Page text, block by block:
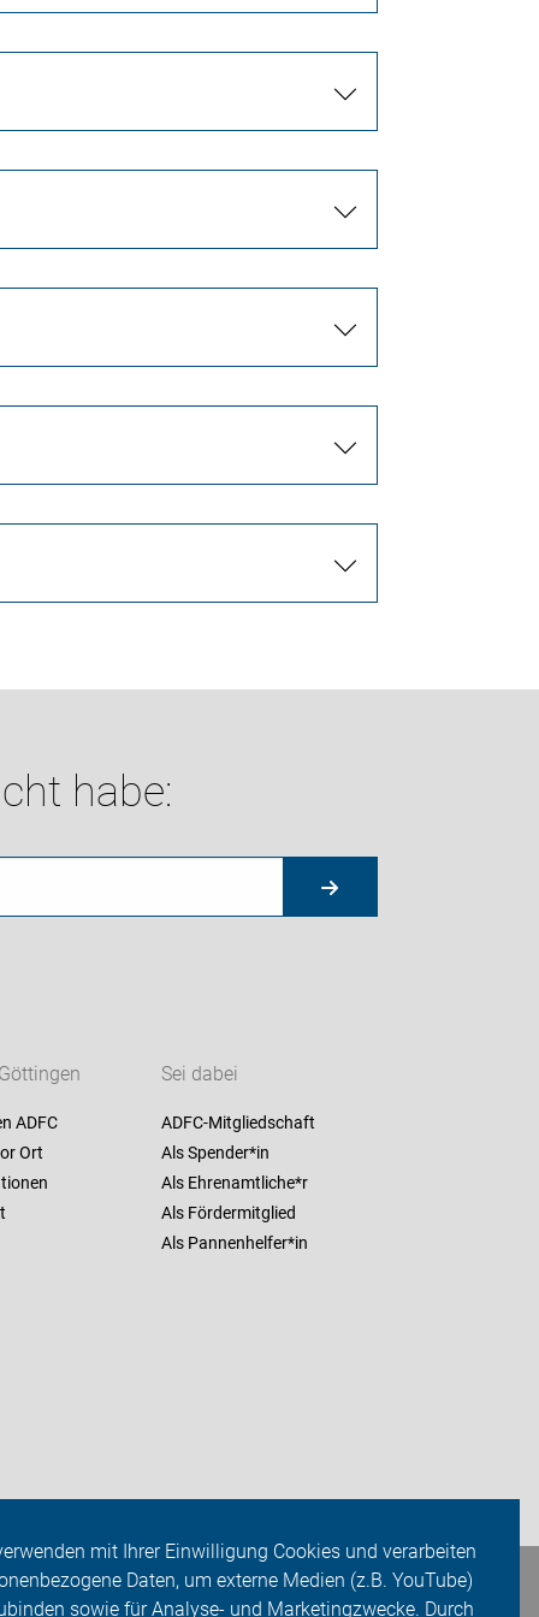
mit Ihrer Einwilligung Cookies und verarbeiten
Daten, um externe Medien (z.B. YouTube)
sowie für Analyse- und Marketingzwecke. Durch
habe:
ADFC
Ort
Sei dabei
ADFC-Mitgliedschaft
Als Spender*in
Als Ehrenamtliche*r
Als Fördermitglied
Als Pannenhelfer*in